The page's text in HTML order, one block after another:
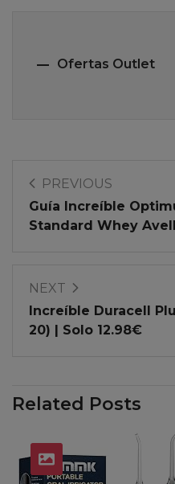
Ofertas Outlet
PREVIOUS
Guía Increíble
Standard Whey
NEXT
Increíble Duracell
20) | Solo 12.98€
Related Posts